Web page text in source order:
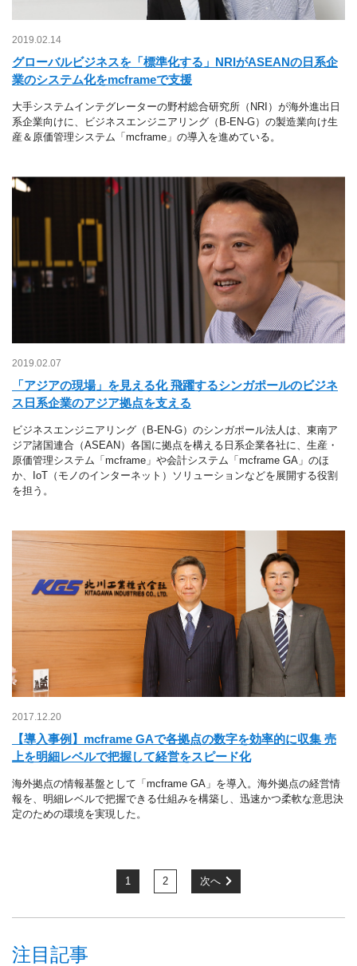
2019.02.14
グローバルビジネスを「標準化する」NRIがASEANの日系企
業のシステム化をmcframeで支援
大手システムインテグレーターの野村総合研究所（NRI）が海外進出日
系企業向けに、ビジネスエンジニアリング（B-EN-G）の製造業向け生
産＆原価管理システム「mcframe」の導入を進めている。
2019.02.07
「アジアの現場」を見える化 飛躍するシンガポールのビジネ
ス日系企業のアジア拠点を支える
ビジネスエンジニアリング（B-EN-G）のシンガポール法人は、東南ア
ジア諸国連合（ASEAN）各国に拠点を構える日系企業各社に、生産・
原価管理システム「mcframe」や会計システム「mcframe GA」のほ
か、IoT（モノのインターネット）ソリューションなどを展開する役割
を担う。
2017.12.20
【導入事例】mcframe GAで各拠点の数字を効率的に収集 売
上を明細レベルで把握して経営をスピード化
海外拠点の情報基盤として「mcframe GA」を導入。海外拠点の経営情
報を、明細レベルで把握できる仕組みを構築し、迅速かつ柔軟な意思決
定のための環境を実現した。
1 2 次へ
注目記事